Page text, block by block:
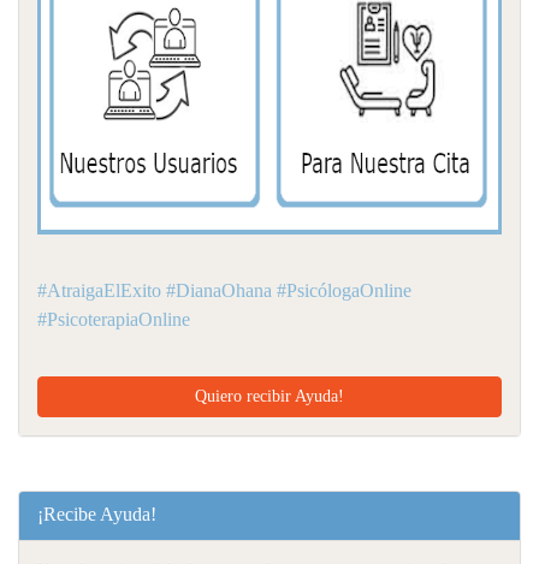
#AtraigaElExito #DianaOhana #PsicólogaOnline
#PsicoterapiaOnline
Quiero recibir Ayuda!
¡Recibe Ayuda!